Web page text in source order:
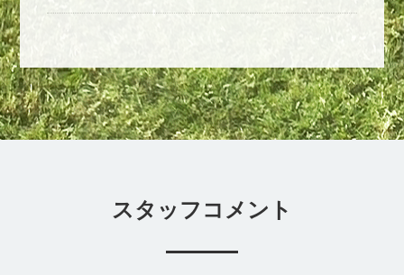
スタッフコメント